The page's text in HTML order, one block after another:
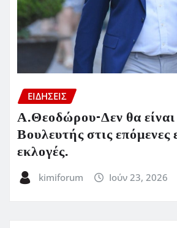
ΕΙΔΗΣΕΙΣ
Α.Θεοδώρου-Δεν θα
Βουλευτής στις επόμενες
εκλογές.
kimiforum Ιούν 23, 2026